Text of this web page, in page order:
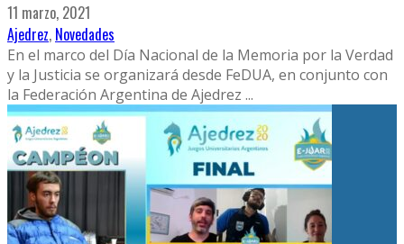
11 marzo, 2021
Ajedrez, Novedades
En el marco del Día Nacional de la Memoria por la Verdad
y la Justicia se organizará desde FeDUA, en conjunto con
la Federación Argentina de Ajedrez ...